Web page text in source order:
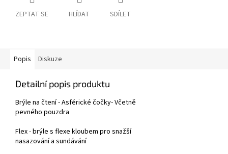
ZEPTAT SE HLÍDAT SDÍLET
Popis Diskuze
Detailní popis produktu
Brýle na čtení - Asférické čočky- Včetně
pevného pouzdra
Flex - brýle s flexe kloubem pro snažší
nasazování a sundávání